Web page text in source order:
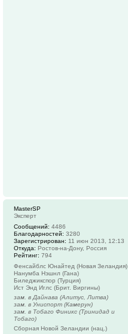
MasterSP
Эксперт
Сообщений: 4486
Благодарностей: 3280
Зарегистрирован: 11 июн 2013, 12:13
Откуда: Ростов-на-Дону, Россия
Рейтинг: 794
Фенсайблс Юнайтед (Новая Зеландия)
Нанумба Нэшнл (Гана)
Биледжикспор (Турция)
Ист Энд Иглс (Брит. Виргины)
зам. в Дайнава (Алитус, Литва)
зам. в Униспорт (Камерун)
зам. в Тобаго Финикс (Тринидад и
Тобаго)
Сборная Новой Зеландии (нац.)